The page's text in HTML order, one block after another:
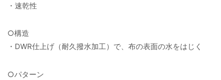
・速乾性
○構造
・DWR仕上げ（耐久撥水加工）で、布の表面の水をはじく
○パターン